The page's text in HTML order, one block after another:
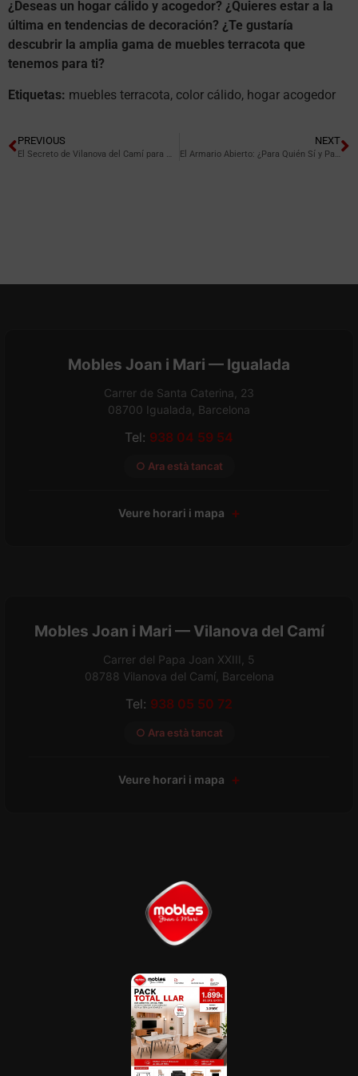
¿Deseas un hogar cálido y acogedor? ¿Quieres estar a la
última en tendencias de decoración? ¿Te gustaría
descubrir la amplia gama de muebles terracota que
tenemos para ti?
Etiquetas: muebles terracota, color cálido, hogar acogedor
PREVIOUS
El Secreto de Vilanova del Camí para Muebles Duraderos y Baratos.
NEXT
El Armario Abierto: ¿Para Quién Sí y Para Quién No?
Mobles Joan i Mari — Igualada
Carrer de Santa Caterina, 23
08700 Igualada, Barcelona
Tel: 938 04 59 54
○ Ara està tancat
Veure horari i mapa
Mobles Joan i Mari — Vilanova del Camí
Carrer del Papa Joan XXIII, 5
08788 Vilanova del Camí, Barcelona
Tel: 938 05 50 72
○ Ara està tancat
Veure horari i mapa